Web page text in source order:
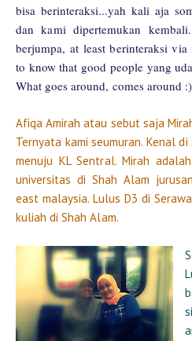
bisa berinteraksi...yah kali aja
dan kami dipertemukan
berjumpa, at least berinteraksi
to know that good people yang
What goes around, comes around :)
Afiqa Amirah atau sebut saja
Ternyata kami seumuran. Kenal
menuju KL Sentral. Mirah
universitas di Shah Alam
east malaysia. Lulus D3 di
kuliah di Shah Alam.